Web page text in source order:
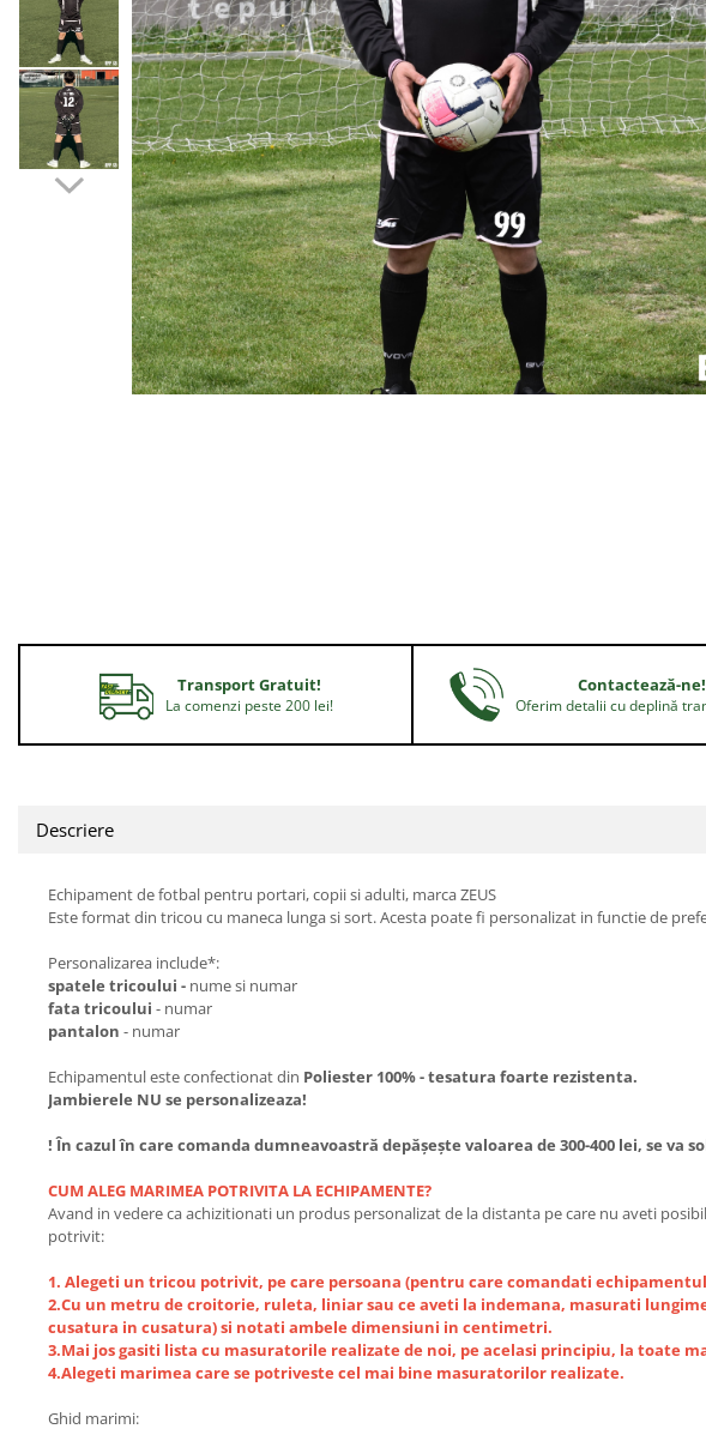
Bidoane si termosuri sportive
Sepci
Trofee
Transport Gratuit!
La comenzi peste 200 lei!
Contactează-ne!
Oferim detalii cu deplină
Descriere
Echipament de fotbal pentru portari, copii si adulti, marca ZEUS
Este format din tricou cu maneca lunga si sort. Acesta poate fi personalizat in functie de
Personalizarea include*:
spatele tricoului - nume si numar
fata tricoului - numar
pantalon - numar
Echipamentul este confectionat din Poliester 100% - tesatura foarte rezistenta.
Jambierele NU se personalizeaza!
! În cazul în care comanda dumneavoastră depășește valoarea de 300-400 lei, se
CUM ALEG MARIMEA POTRIVITA LA ECHIPAMENTE?
Avand in vedere ca achizitionati un produs personalizat de la distanta pe care nu aveti
potrivit:
1. Alegeti un tricou potrivit, pe care persoana (pentru care comandati
2.Cu un metru de croitorie, ruleta, liniar sau ce aveti la indemana, masurati
cusatura in cusatura) si notati ambele dimensiuni in centimetri.
3.Mai jos gasiti lista cu masuratorile realizate de noi, pe acelasi principiu, la toate
4.Alegeti marimea care se potriveste cel mai bine masuratorilor realizate.
Ghid marimi: